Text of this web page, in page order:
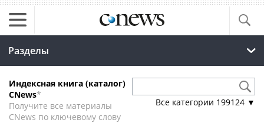
Разделы
Индексная книга (каталог)
CNews*
Получите все материалы
CNews по ключевому слову
Все категории 199124 ▼